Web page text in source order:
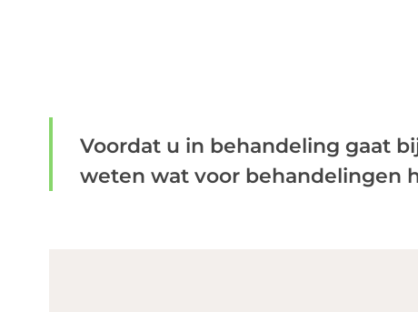
Voordat u in behandeling gaat
weten wat voor behandelingen